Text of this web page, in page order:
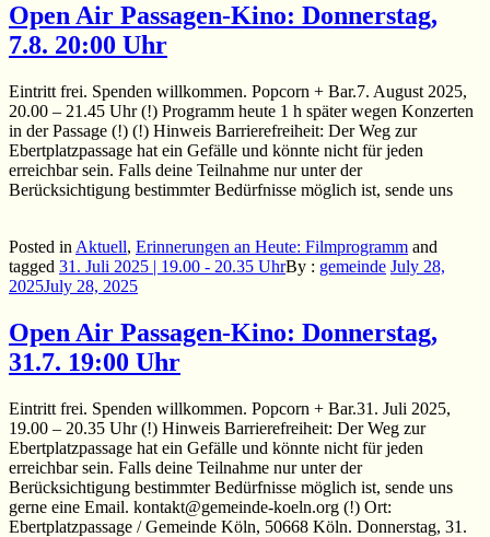
Open Air Passagen-Kino: Donnerstag,
7.8. 20:00 Uhr
Eintritt frei. Spenden willkommen. Popcorn + Bar.7. August 2025,
20.00 – 21.45 Uhr (!) Programm heute 1 h später wegen Konzerten
in der Passage (!) (!) Hinweis Barrierefreiheit: Der Weg zur
Ebertplatzpassage hat ein Gefälle und könnte nicht für jeden
erreichbar sein. Falls deine Teilnahme nur unter der
Berücksichtigung bestimmter Bedürfnisse möglich ist, sende uns
Posted in Aktuell, Erinnerungen an Heute: Filmprogramm and
tagged 31. Juli 2025 | 19.00 - 20.35 UhrBy : gemeinde July 28,
2025July 28, 2025
Open Air Passagen-Kino: Donnerstag,
31.7. 19:00 Uhr
Eintritt frei. Spenden willkommen. Popcorn + Bar.31. Juli 2025,
19.00 – 20.35 Uhr (!) Hinweis Barrierefreiheit: Der Weg zur
Ebertplatzpassage hat ein Gefälle und könnte nicht für jeden
erreichbar sein. Falls deine Teilnahme nur unter der
Berücksichtigung bestimmter Bedürfnisse möglich ist, sende uns
gerne eine Email. kontakt@gemeinde-koeln.org (!) Ort:
Ebertplatzpassage / Gemeinde Köln, 50668 Köln. Donnerstag, 31.